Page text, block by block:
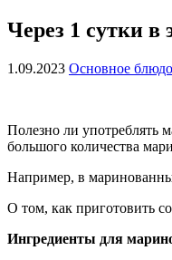
Через 1 сутки в
1.09.2023 Основное блюдо
Полезно ли употреблять
большого количества
Например, в
О том, как приготовить
Ингредиенты для